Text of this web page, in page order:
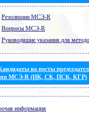
Резолюции МСЭ-R
Вопросы МСЭ-R
Руководящие указания для
на посты
МСЭ-R (ИК, СК, ПСК, КГР)
информация